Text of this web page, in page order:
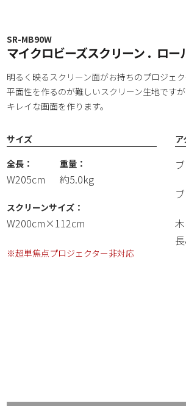
SR-MB90W
マイクロビーズスクリーン . ロー
明るく映るスクリーン面がお持ちのプロジェ
平面性を作るのが難しいスクリーン生地です
キレイな画面を作ります。
サイズ
全長：
W205cm
重量：
約5.0kg
スクリーンサイズ：
W200cm×112cm
※超単焦点プロジェクター非対応
ア